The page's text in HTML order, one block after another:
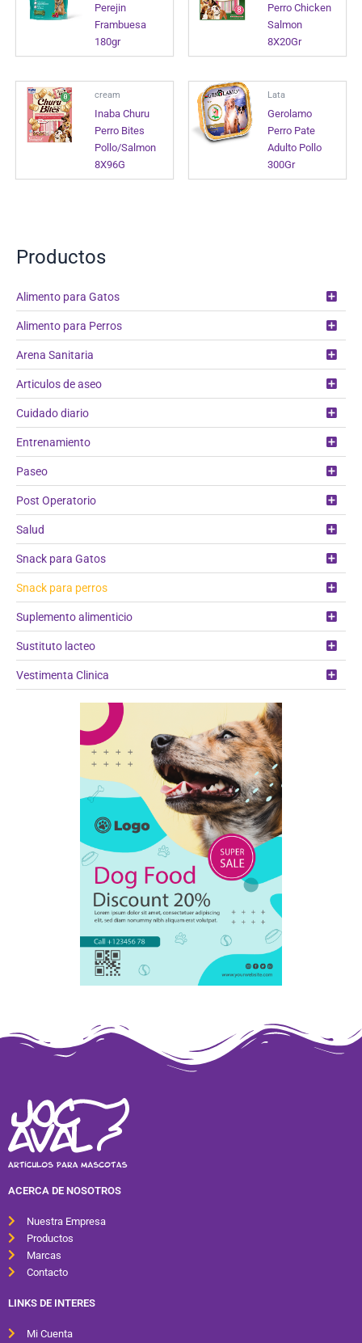
Productos
Alimento para Gatos
Alimento para Perros
Arena Sanitaria
Articulos de aseo
Cuidado diario
Entrenamiento
Paseo
Post Operatorio
Salud
Snack para Gatos
Snack para perros
Suplemento alimenticio
Sustituto lacteo
Vestimenta Clinica
Perejin
Frambuesa
180gr
Perro Chicken
Salmon
8X20Gr
cream
Inaba Churu
Perro Bites
Pollo/Salmon
8X96G
Lata
Gerolamo
Perro Pate
Adulto Pollo
300Gr
ACERCA DE NOSOTROS
Nuestra Empresa
Productos
Marcas
Contacto
LINKS DE INTERES
Mi Cuenta